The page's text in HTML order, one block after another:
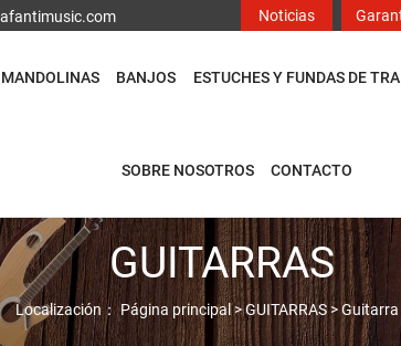
Noticias
MANDOLINAS BANJOS ESTUCHES Y FUNDAS DE
SOBRE NOSOTROS CONTACTO
GUITARRAS
Localización：Página principal >GUITARRAS>